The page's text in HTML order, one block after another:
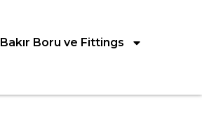
Bakır Boru ve Fittings